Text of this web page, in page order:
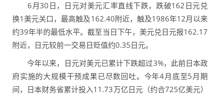
6月30日，日元对美元汇率直线下跌，跌破162日元兑
换1美元关口，最高触及162.40附近，触及1986年12月以来
约39年半的最低水平。截至当日下午，美元兑日元报162.17
附近，日元较前一交易日贬值约0.35日元。
今年以来，日元对美元已累计下跌超过3%，此前日本政
府实施的大规模干预成果已尽数回吐。今年4月底至5月期
间，日本财务省累计投入11.73万亿日元（约合725亿美元）